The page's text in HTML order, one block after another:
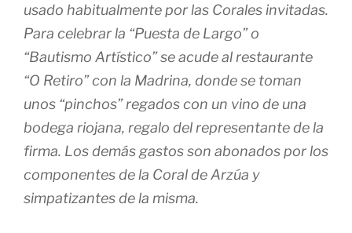
usado habitualmente por las Corales invitadas.
Para celebrar la “Puesta de Largo” o
“Bautismo Artístico” se acude al restaurante
“O Retiro” con la Madrina, donde se toman
unos “pinchos” regados con un vino de una
bodega riojana, regalo del representante de la
firma. Los demás gastos son abonados por los
componentes de la Coral de Arzúa y
simpatizantes de la misma.